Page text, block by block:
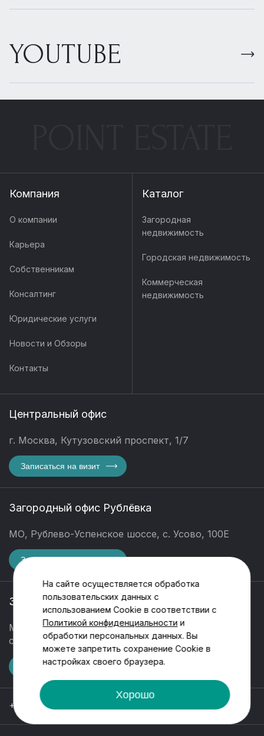
YOUTUBE
Компания
О компании
Карьера
Собственникам
Консалтинг
Юридические услуги
Новости и Обзоры
Контакты
Каталог
Загородная
недвижимость
Городская недвижимость
Коммерческая
недвижимость
Центральный офис
г. Москва, Кутузовский проспект, 1/7
Записаться на визит
Загородный офис Рублёвка
МО, Рублево-Успенское шоссе, с. Усово, 100Е
Записаться на визит
Загородный офис Новая Рига
МО, г. о. Истра, д. Захарово, ул. Заречная, 45А,
стр. 9, ТЦ Estate Mall
Записаться на визит
+7 499 288 88 67
На сайте осуществляется обработка
пользовательских данных с
использованием Cookie в соответствии с
Политикой конфиденциальности и
обработки персональных данных. Вы
можете запретить сохранение Cookie в
настройках своего браузера.
Хорошо